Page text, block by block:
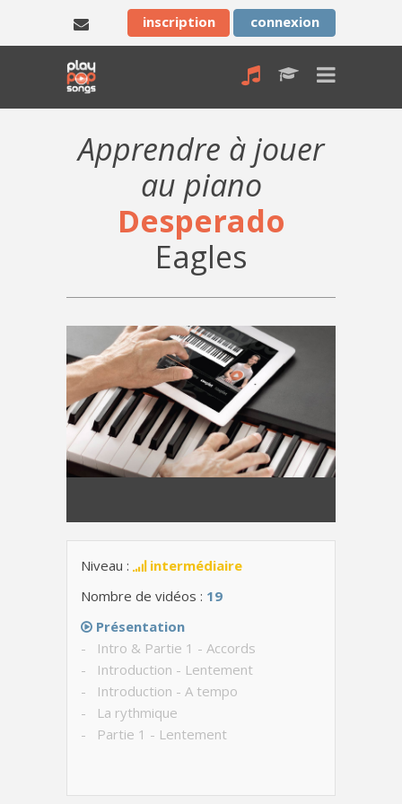
inscription connexion
Apprendre à jouer
au piano
Desperado
Eagles
Niveau :
intermédiaire
Nombre de vidéos : 19
Présentation
- Intro & Partie 1 - Accords
- Introduction - Lentement
- Introduction - A tempo
- La rythmique
- Partie 1 - Lentement
- Partie 2 - Lentement